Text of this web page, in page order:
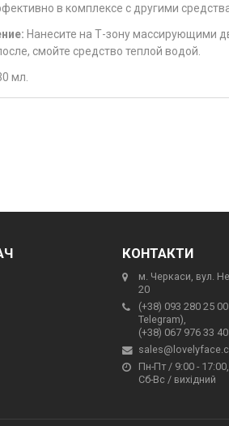
в комплексе с другими
Нанесите на Т-зону массирующими
смойте средство теплой водой.
мл.
КОНТАКТИ
м. Черкаси, вул.
20
(+38) 093 280 25
Telegram),
(+38) 067 976 33 40
Пн-Пт / 9:00 - 17:00,
Сб-Вс / вихідний